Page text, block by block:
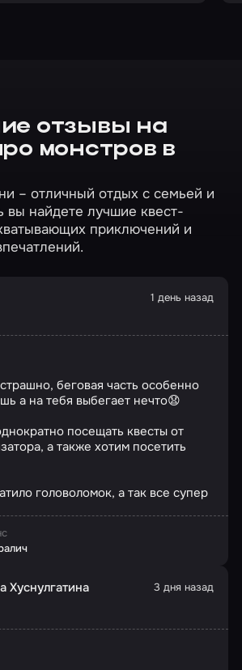
отзывы на
монстров в
– отличный отдых с семьей и
вы найдете лучшие квест-
приключений и
1 день назад
беговая часть особенно
а на тебя выбегает нечто😧
посещать квесты от
а также хотим посетить
головоломок, а так все супер
Хуснулгатина 3 дня назад